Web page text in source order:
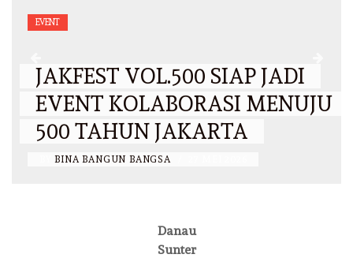
EVENT
JAKFEST VOL.500 SIAP JADI
EVENT KOLABORASI MENUJU
500 TAHUN JAKARTA
BINA BANGUN BANGSA
Danau
Sunter